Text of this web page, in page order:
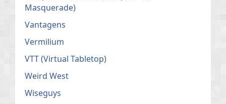
Masquerade)
Vantagens
Vermilium
VTT (Virtual Tabletop)
Weird West
Wiseguys